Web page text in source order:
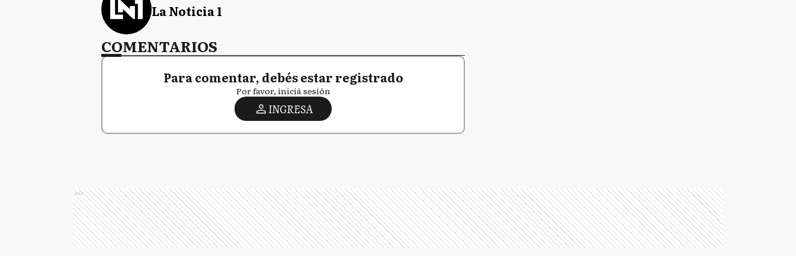
La Noticia 1
COMENTARIOS
Para comentar, debés estar registrado
Por favor, iniciá sesión
INGRESA
Ads